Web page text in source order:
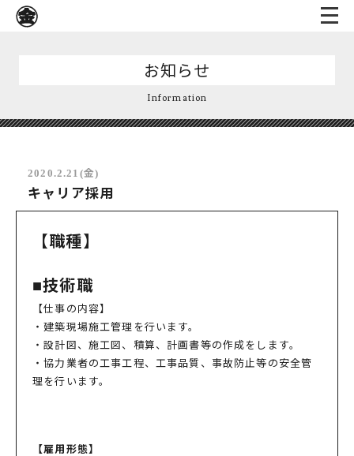
お知らせ
Information
2020.2.21(金)
キャリア採用
【職種】
■技術職
【仕事の内容】
・建築現場施工管理を行います。
・設計図、施工図、積算、計画書等の作成をします。
・協力業者の工事工程、工事品質、事故防止等の安全管
理を行います。
【雇用形態】